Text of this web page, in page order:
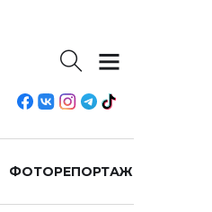
ФОТОРЕПОРТАЖ